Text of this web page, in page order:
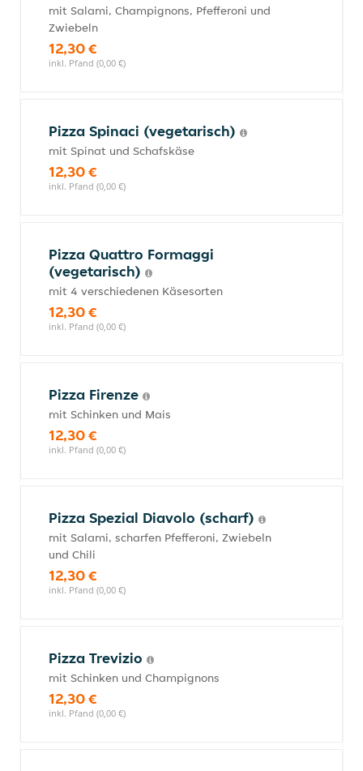
mit Salami, Champignons, Pfefferoni und
Zwiebeln
12,30 €
inkl. Pfand (0,00 €)
Pizza Spinaci (vegetarisch)
mit Spinat und Schafskäse
12,30 €
inkl. Pfand (0,00 €)
Pizza Quattro Formaggi
(vegetarisch)
mit 4 verschiedenen Käsesorten
12,30 €
inkl. Pfand (0,00 €)
Pizza Firenze
mit Schinken und Mais
12,30 €
inkl. Pfand (0,00 €)
Pizza Spezial Diavolo (scharf)
mit Salami, scharfen Pfefferoni, Zwiebeln
und Chili
12,30 €
inkl. Pfand (0,00 €)
Pizza Trevizio
mit Schinken und Champignons
12,30 €
inkl. Pfand (0,00 €)